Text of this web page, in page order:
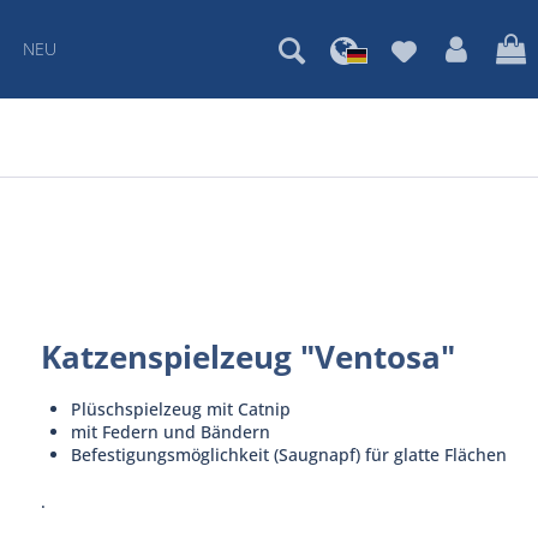
NEU
Katzenspielzeug "Ventosa"
Plüschspielzeug mit Catnip
mit Federn und Bändern
Befestigungsmöglichkeit (Saugnapf) für glatte Flächen
.